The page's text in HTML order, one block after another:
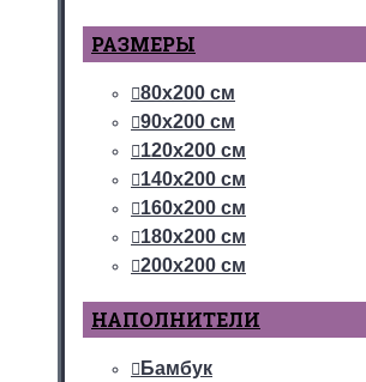
РАЗМЕРЫ
80х200 см
90х200 см
120х200 см
140х200 см
160х200 см
180х200 см
200х200 см
НАПОЛНИТЕЛИ
Бамбук